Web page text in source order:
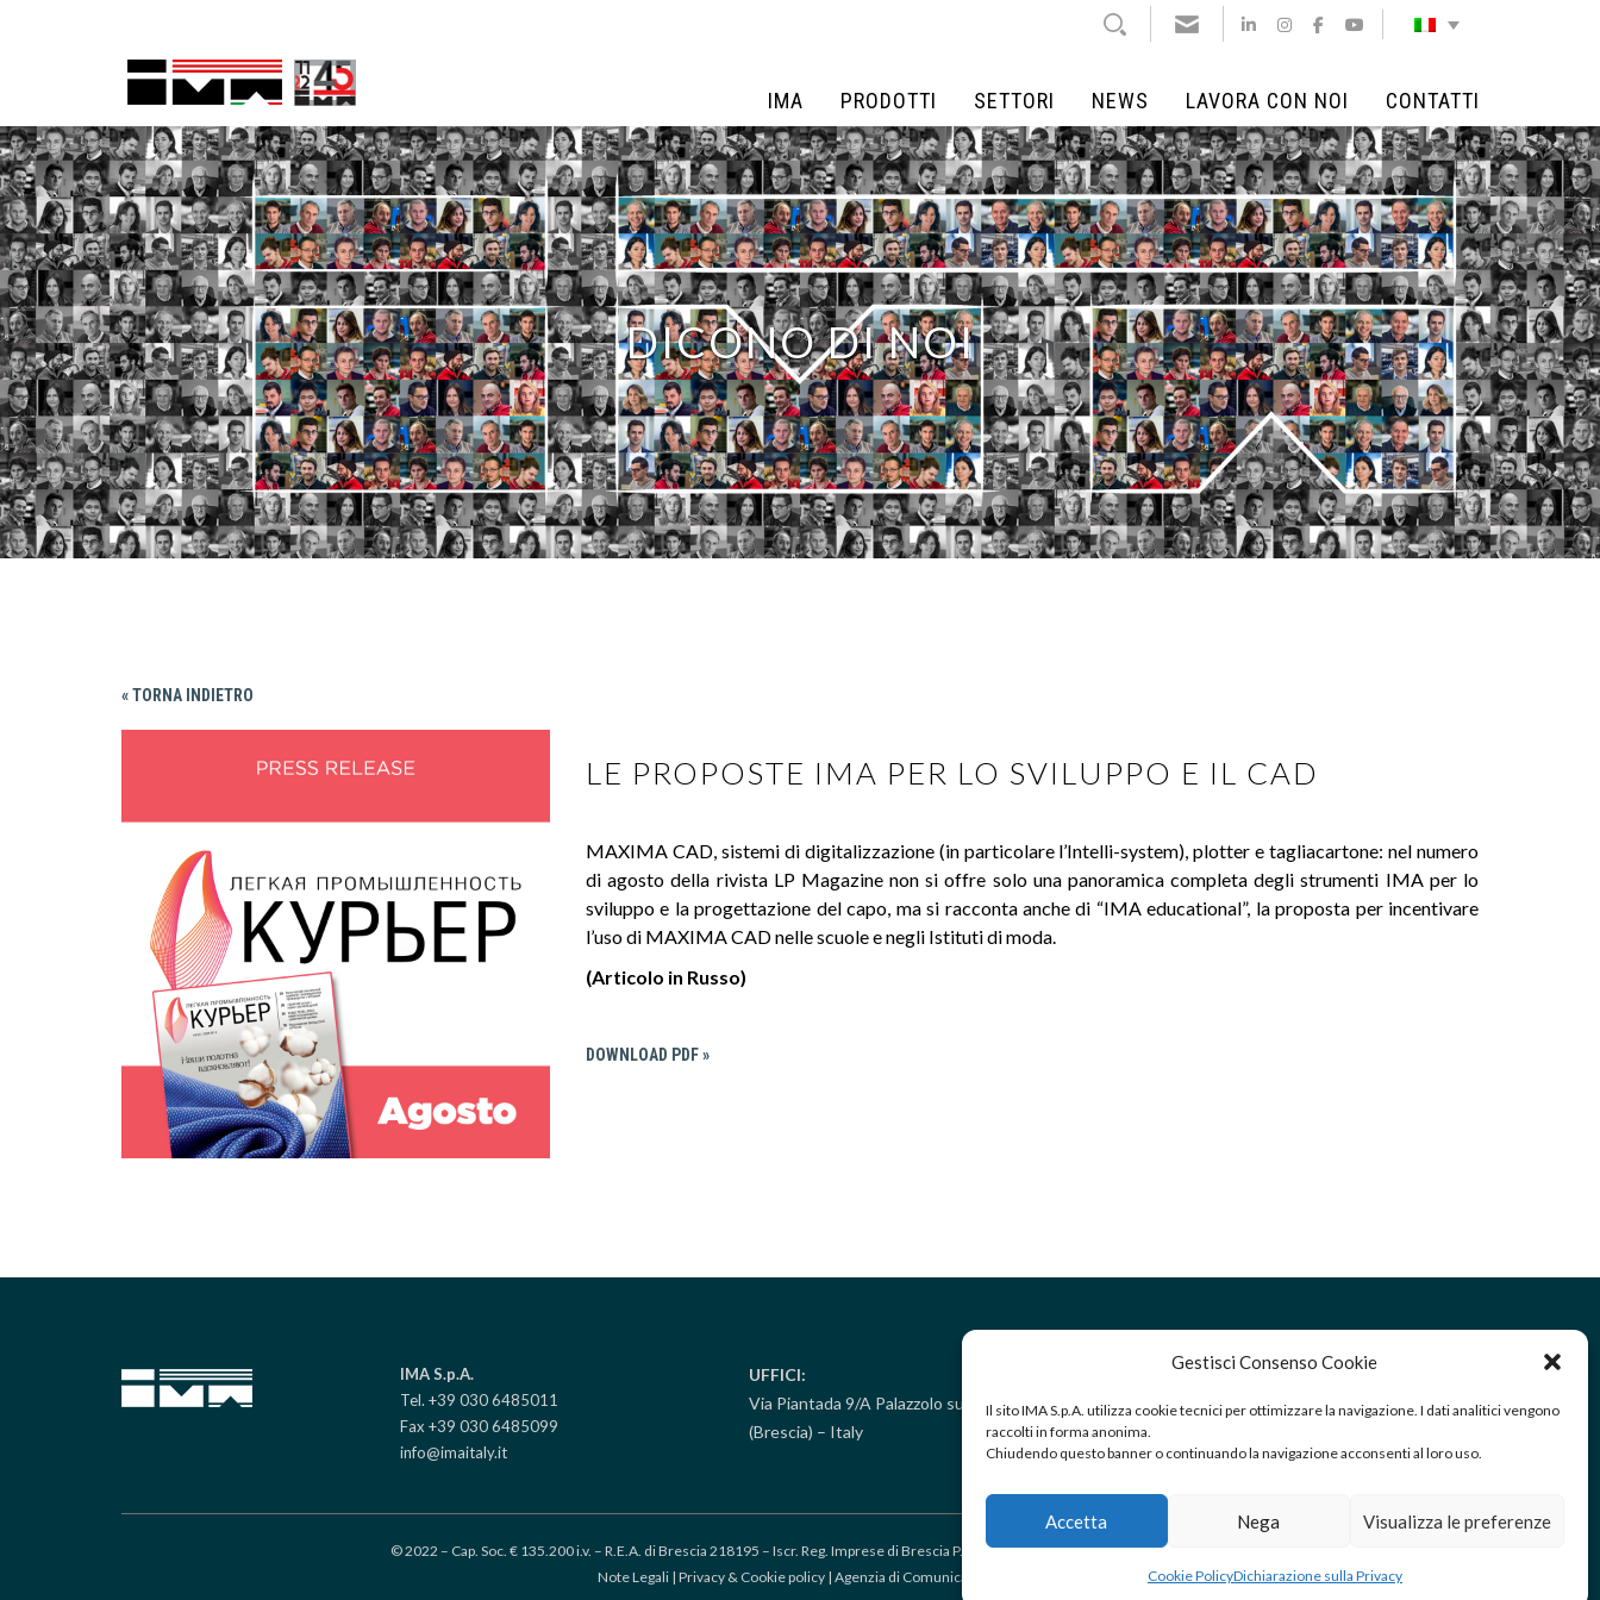
Gestisci Consenso Cookie
Il sito IMA S.p.A. utilizza cookie tecnici per ottimizzare la navigazione. I dati analitici vengono
raccolti in forma anonima.
Chiudendo questo banner o continuando la navigazione acconsenti al loro uso.
Accetta Nega Visualizza le preferenze
Cookie PolicyDichiarazione sulla Privacy
NEWS LAVORA CON NOI CONTATTI
IMA PRODOTTI SETTORI NEWS LAVORA CON NOI CONTATTI
DICONO DI NOI
« TORNA INDIETRO
LE PROPOSTE IMA PER LO SVILUPPO E IL CAD
MAXIMA CAD, sistemi di digitalizzazione (in particolare l’Intelli-system), plotter e tagliacartone: nel numero
di agosto della rivista LP Magazine non si offre solo una panoramica completa degli strumenti IMA per lo
sviluppo e la progettazione del capo, ma si racconta anche di “IMA educational”, la proposta per incentivare
l’uso di MAXIMA CAD nelle scuole e negli Istituti di moda.
(Articolo in Russo)
DOWNLOAD PDF »
IMA S.p.A.
Tel. +39 030 6485011
Fax +39 030 6485099
info@imaitaly.it
UFFICI:
Via Piantada 9/A Palazzolo sull’Oglio
(Brescia) – Italy
RICEZIONE/SPEDIZIONE MERCI:
Via Golgi 25/A Palazzolo sull’Oglio
(Brescia) – Italy
© 2022 – Cap. Soc. € 135.200 i.v. – R.E.A. di Brescia 218195 – Iscr. Reg. Imprese di Brescia P.IVA 00587080987 – C.F. 00905260170
Note Legali| Privacy & Cookie policy| Agenzia di Comunicazione